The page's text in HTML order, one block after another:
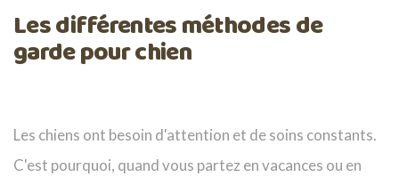
Les différentes méthodes de
garde pour chien
Les chiens ont besoin d'attention et de soins constants.
C'est pourquoi, quand vous partez en vacances ou en